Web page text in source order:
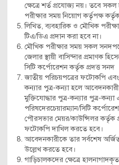
ক্ষেত্রে শর্ত প্রযোজ্য নয়। তবে সকল
পরীক্ষার সময় নিয়োগ কর্তৃপক্ষ
লিখিত, ব্যবহারিক ও মৌখিক
টিএ/ডিএ প্রদান করা হবে না।
মৌখিক পরীক্ষার সময় সকল
জেলার স্থায়ী বাসিন্দার প্রমাণক
সিটি কর্পোরেশন কর্তৃক প্রদত্ত সনদ
জাতীয় পরিচয়পত্রের ফটোকপি
কন্যার পুত্র-কন্যা হলে আবেদনকারী
মুক্তিযোদ্ধার পুত্র-কন্যার পুত্র-কন্যা
পরিষদেরচেয়ারম্যান/সিটি
পৌরসভার মেয়র/কাউন্সিলর কর্তৃক
ফটোকপি দাখিল করতে হবে।
আবেদনকারীকে তার সর্বশেষ
উল্লেখ করতে হবে।
গাড়িচালকদের ক্ষেত্রে